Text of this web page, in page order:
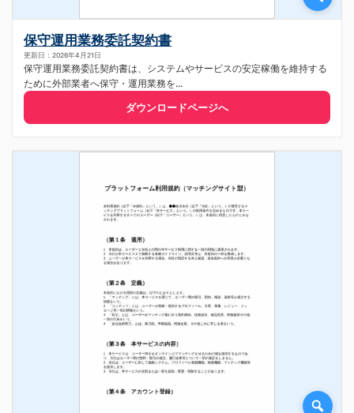
保守運用業務委託契約書
更新日：2026年4月21日
保守運用業務委託契約書は、システムやサービスの安定稼働を維持する
ために外部業者へ保守・運用業務を...
ダウンロードページへ